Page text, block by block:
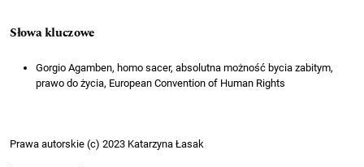
Słowa kluczowe
Gorgio Agamben, homo sacer, absolutna możność bycia zabitym,
prawo do życia, European Convention of Human Rights
Prawa autorskie (c) 2023 Katarzyna Łasak